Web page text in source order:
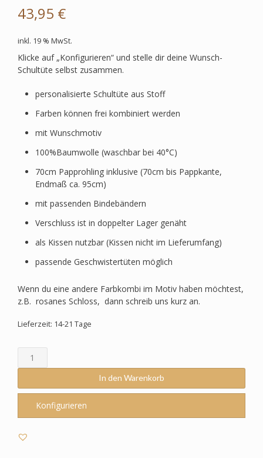
43,95 €
inkl. 19 % MwSt.
Klicke auf „Konfigurieren“ und stelle dir deine Wunsch-
Schultüte selbst zusammen.
personalisierte Schultüte aus Stoff
Farben können frei kombiniert werden
mit Wunschmotiv
100%Baumwolle (waschbar bei 40°C)
70cm Papprohling inklusive (70cm bis Pappkante,
Endmaß ca. 95cm)
mit passenden Bindebändern
Verschluss ist in doppelter Lager genäht
als Kissen nutzbar (Kissen nicht im Lieferumfang)
passende Geschwistertüten möglich
Wenn du eine andere Farbkombi im Motiv haben möchtest,
z.B. rosanes Schloss, dann schreib uns kurz an.
Lieferzeit: 14-21 Tage
Schultüte
passend
Ergobag
Korallbär
Einhorn
In den Warenkorb
Konfigurieren